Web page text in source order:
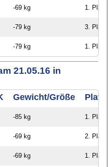
-69 kg 1. Platz
-79 kg 3. Platz
-79 kg 1. Platz
21.05.16 in
Gewicht/Größe
-85 kg 1. Platz
-69 kg 2. Platz
-69 kg 1. Platz